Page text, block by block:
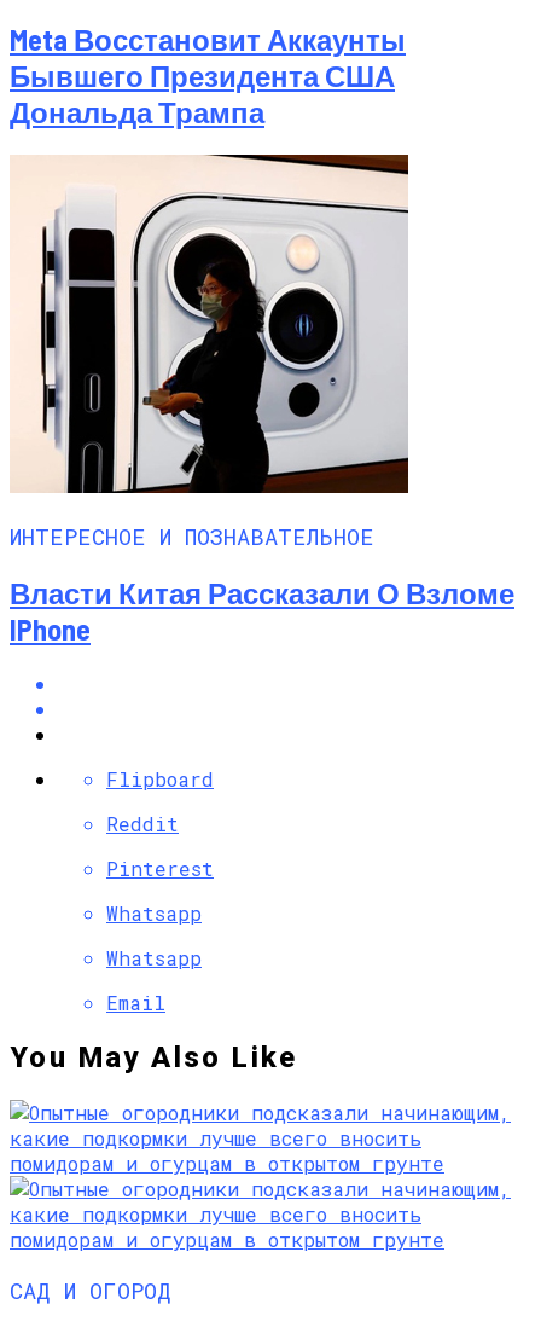
Meta Восстановит Аккаунты
Бывшего Президента США
Дональда Трампа
ИНТЕРЕСНОЕ И ПОЗНАВАТЕЛЬНОЕ
Власти Китая Рассказали О Взломе
IPhone
Flipboard
Reddit
Pinterest
Whatsapp
Whatsapp
Email
You May Also Like
САД И ОГОРОД